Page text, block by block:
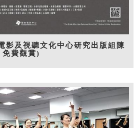
影及視聽文化中心研究出版組陳
免費觀賞)